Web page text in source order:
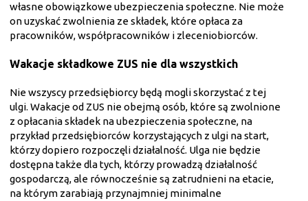
własne obowiązkowe ubezpieczenia społeczne. Nie może
on uzyskać zwolnienia ze składek, które opłaca za
pracowników, współpracowników i zleceniobiorców.
Wakacje składkowe ZUS nie dla wszystkich
Nie wszyscy przedsiębiorcy będą mogli skorzystać z tej
ulgi. Wakacje od ZUS nie obejmą osób, które są zwolnione
z opłacania składek na ubezpieczenia społeczne, na
przykład przedsiębiorców korzystających z ulgi na start,
którzy dopiero rozpoczęli działalność. Ulga nie będzie
dostępna także dla tych, którzy prowadzą działalność
gospodarczą, ale równocześnie są zatrudnieni na etacie,
na którym zarabiają przynajmniej minimalne